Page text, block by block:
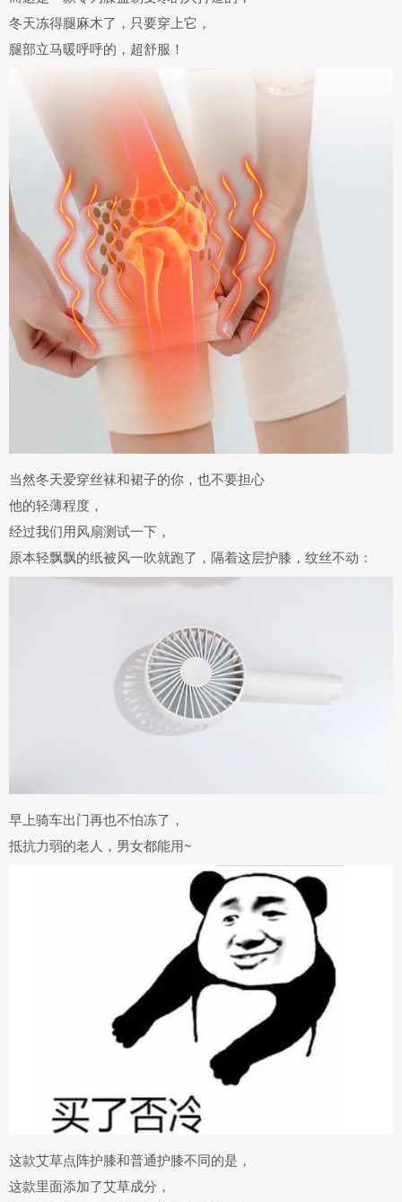
冬天冻得腿麻木了，只要穿上它，
腿部立马暖呼呼的， 超舒服！
当然冬天爱穿丝袜和裙子的你，也不要担心
他的轻薄程度，
经过我们用风扇测试一下，
原本轻飘飘的纸被风一吹就跑了，隔着这层护膝，纹丝不动：
早上骑车出门再也不怕冻了 ，
抵抗力弱的老人，男女都能用~
这款艾草点阵护膝和普通护膝不同的是，
这款里面添加了艾草成分，